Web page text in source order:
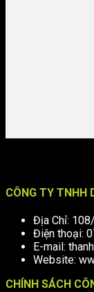
CÔNG TY TNHH
Địa Chỉ:
Điện thoại:
E-mail:
Website:
CHÍNH SÁCH